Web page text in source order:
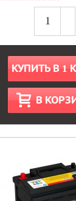
КУПИТЬ В 1
В